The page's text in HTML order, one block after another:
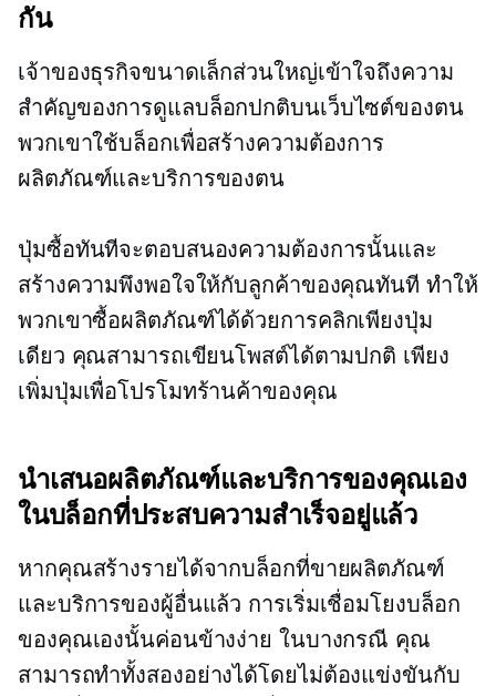
กัน
เจ้าของธุรกิจขนาดเล็กส่วนใหญ่เข้าใจถึงความ
สำคัญของการดูแลบล็อกปกติบนเว็บไซต์ของตน
พวกเขาใช้บล็อกเพื่อสร้างความต้องการ
ผลิตภัณฑ์และบริการของตน
ปุ่มซื้อทันทีจะตอบสนองความต้องการนั้นและ
สร้างความพึงพอใจให้กับลูกค้าของคุณทันที ทำให้
พวกเขาซื้อผลิตภัณฑ์ได้ด้วยการคลิกเพียงปุ่ม
เดียว คุณสามารถเขียนโพสต์ได้ตามปกติ เพียง
เพิ่มปุ่มเพื่อโปรโมทร้านค้าของคุณ
นำเสนอผลิตภัณฑ์และบริการของคุณเอง
ในบล็อกที่ประสบความสำเร็จอยู่แล้ว
หากคุณสร้างรายได้จากบล็อกที่ขายผลิตภัณฑ์
และบริการของผู้อื่นแล้ว การเริ่มเชื่อมโยงบล็อก
ของคุณเองนั้นค่อนข้างง่าย ในบางกรณี คุณ
สามารถทำทั้งสองอย่างได้โดยไม่ต้องแข่งขันกับ